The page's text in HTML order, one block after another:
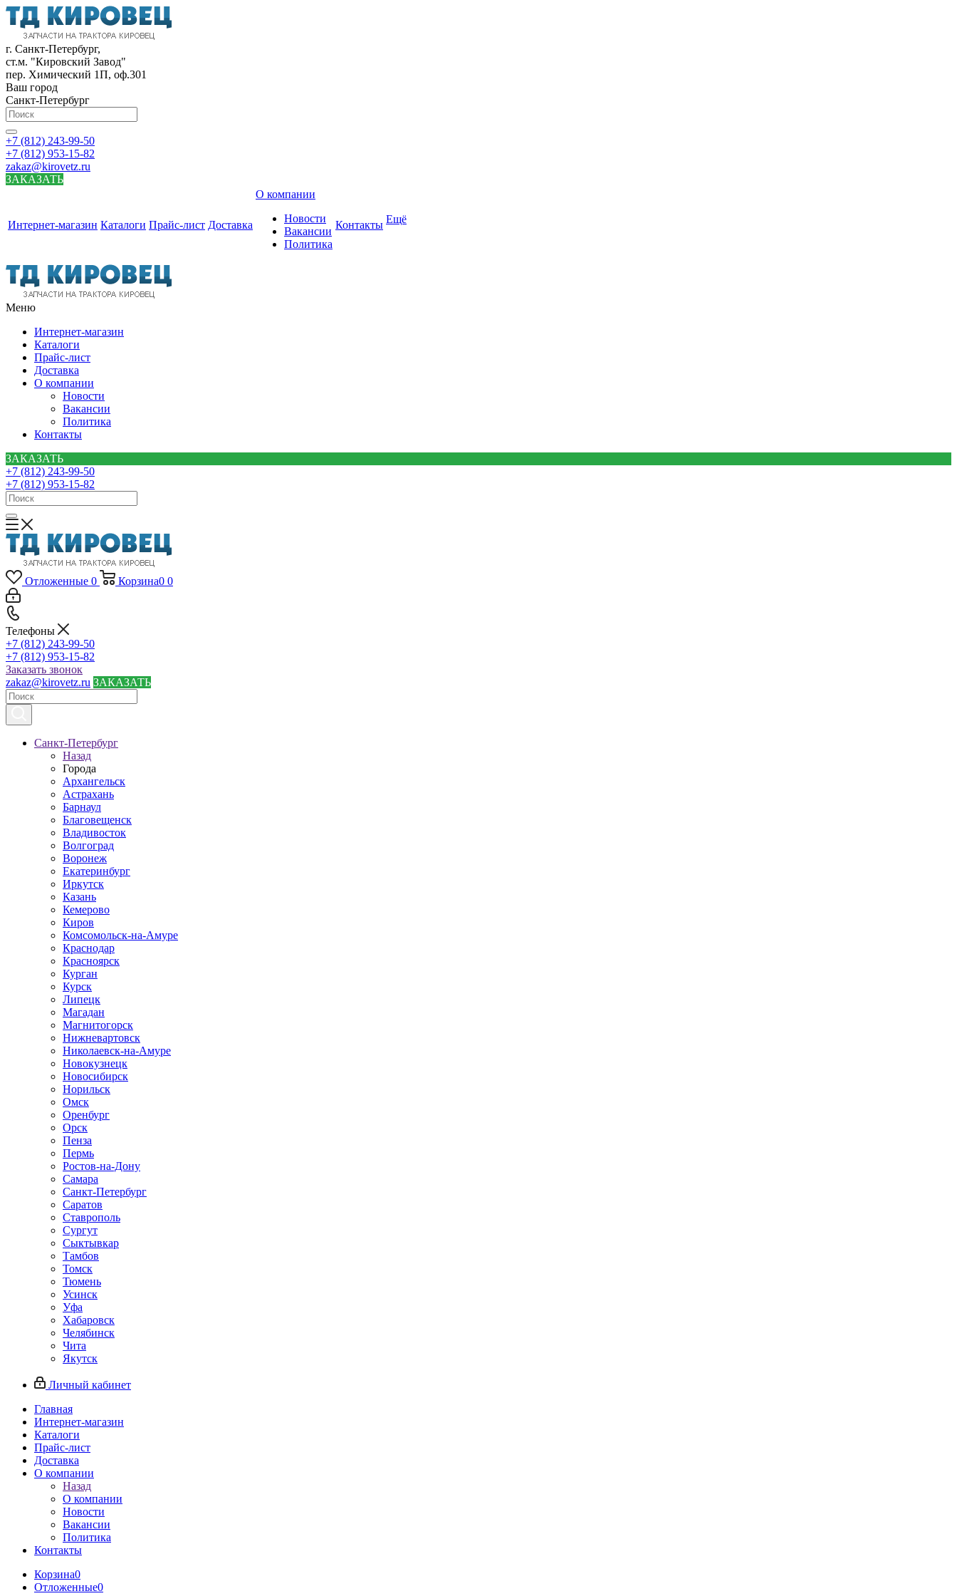
г. Санкт-Петербург,
ст.м. "Кировский Завод"
пер. Химический 1П, оф.301
Ваш город
Санкт-Петербург
+7 (812) 243-99-50
+7 (812) 953-15-82
zakaz@kirovetz.ru
ЗАКАЗАТЬ
Интернет-магазин Каталоги Прайс-лист Доставка
О компании
Новости
Вакансии
Политика
Контакты Ещё
Меню
Интернет-магазин
Каталоги
Прайс-лист
Доставка
О компании
Новости
Вакансии
Политика
Контакты
ЗАКАЗАТЬ
+7 (812) 243-99-50
+7 (812) 953-15-82
Отложенные 0 Корзина0 0
Телефоны
+7 (812) 243-99-50
+7 (812) 953-15-82
Заказать звонок
zakaz@kirovetz.ru ЗАКАЗАТЬ
Санкт-Петербург
Назад
Города
Архангельск
Астрахань
Барнаул
Благовещенск
Владивосток
Волгоград
Воронеж
Екатеринбург
Иркутск
Казань
Кемерово
Киров
Комсомольск-на-Амуре
Краснодар
Красноярск
Курган
Курск
Липецк
Магадан
Магнитогорск
Нижневартовск
Николаевск-на-Амуре
Новокузнецк
Новосибирск
Норильск
Омск
Оренбург
Орск
Пенза
Пермь
Ростов-на-Дону
Самара
Санкт-Петербург
Саратов
Ставрополь
Сургут
Сыктывкар
Тамбов
Томск
Тюмень
Усинск
Уфа
Хабаровск
Челябинск
Чита
Якутск
Личный кабинет
Главная
Интернет-магазин
Каталоги
Прайс-лист
Доставка
О компании
Назад
О компании
Новости
Вакансии
Политика
Контакты
Корзина0
Отложенные0